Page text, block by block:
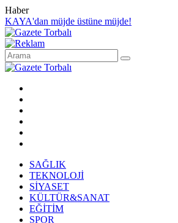
Haber
KAYA'dan müjde üstüne müjde!
SAĞLIK
TEKNOLOJİ
SİYASET
KÜLTÜR&SANAT
EĞİTİM
SPOR